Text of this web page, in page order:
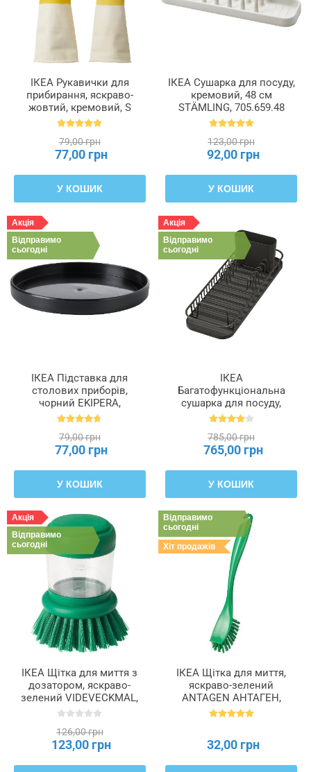
ІКЕА Рукавички для
прибирання, яскраво-
жовтий, кремовий, S
RINNIG РІННІГ, 705.658.54
79,00 грн
77,00 грн
У КОШИК
ІКЕА Сушарка для посуду,
кремовий, 48 см
STÄMLING, 705.659.48
123,00 грн
92,00 грн
У КОШИК
Акція
Відправимо
сьогодні
ІКЕА Підставка для
столових приборів,
чорний EKIPERA,
202.425.88
79,00 грн
77,00 грн
У КОШИК
Акція
Відправимо
сьогодні
ІКЕА
Багатофункціональна
сушарка для посуду,
антрацит LILLHAVET,
785,00 грн
765,00 грн
У КОШИК
Акція
Відправимо
сьогодні
ІКЕА Щітка для миття з
дозатором, яскраво-
зелений VIDEVECKMAL,
905.567.02
126,00 грн
123,00 грн
Відправимо
сьогодні
Хіт продажів
ІКЕА Щітка для миття,
яскраво-зелений
ANTAGEN АНТАГЕН,
605.342.26
32,00 грн